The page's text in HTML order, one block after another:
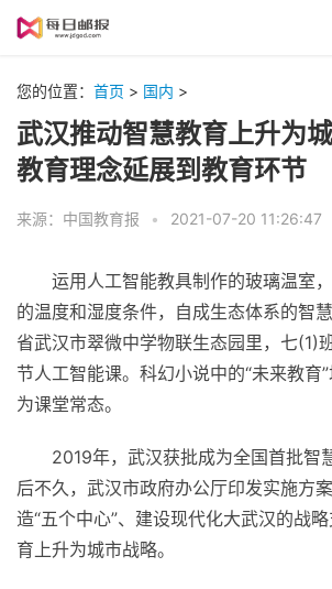
您的位置： 首页 > 国内 >
武汉推动智慧教育上升为
教育理念延展到教育环节
来源：中国教育报 • 2021-07-20 11:26:47
运用人工智能教具制作的玻璃温室
的温度和湿度条件，自成生态体系的智
省武汉市翠微中学物联生态园里，七(1)
节人工智能课。科幻小说中的“未来教育
为课堂常态。
2019年，武汉获批成为全国首批智
后不久，武汉市政府办公厅印发实施方
造“五个中心”、建设现代化大武汉的战
育上升为城市战略。